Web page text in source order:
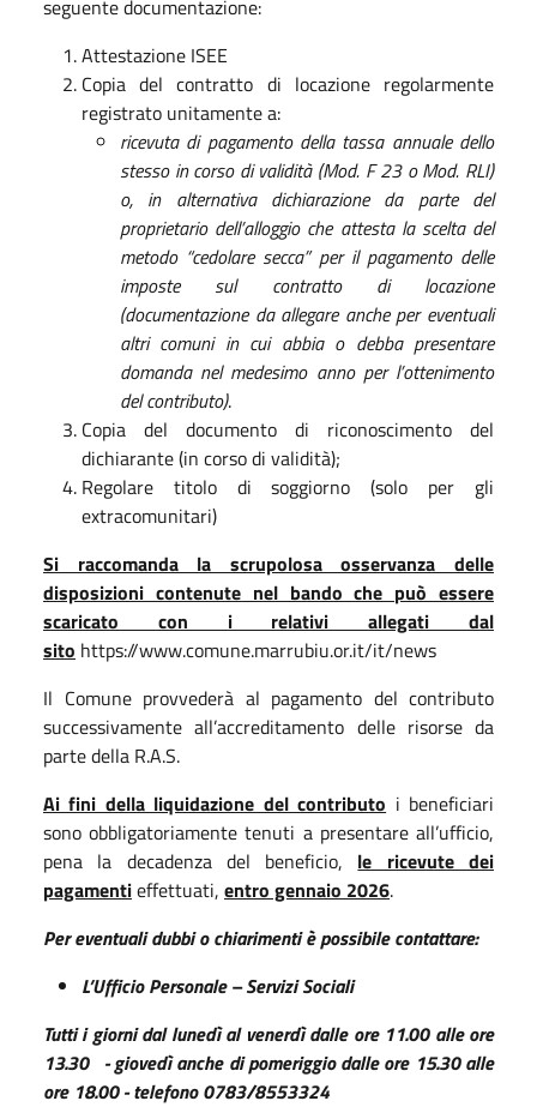
seguente documentazione:
Attestazione ISEE
Copia del contratto di locazione regolarmente
registrato unitamente a:
ricevuta di pagamento della tassa annuale dello
stesso in corso di validità (Mod. F 23 o Mod. RLI)
o, in alternativa dichiarazione da parte del
proprietario dell’alloggio che attesta la scelta del
metodo “cedolare secca” per il pagamento delle
imposte sul contratto di locazione
(documentazione da allegare anche per eventuali
altri comuni in cui abbia o debba presentare
domanda nel medesimo anno per l’ottenimento
del contributo).
Copia del documento di riconoscimento del
dichiarante (in corso di validità);
Regolare titolo di soggiorno (solo per gli
extracomunitari)
Si raccomanda la scrupolosa osservanza delle
disposizioni contenute nel bando che può essere
scaricato con i relativi allegati dal
sito https://www.comune.marrubiu.or.it/it/news
Il Comune provvederà al pagamento del contributo
successivamente all’accreditamento delle risorse da
parte della R.A.S.
Ai fini della liquidazione del contributo i beneficiari
sono obbligatoriamente tenuti a presentare all’ufficio,
pena la decadenza del beneficio, le ricevute dei
pagamentieffettuati, entro gennaio 2026.
Per eventuali dubbi o chiarimenti è possibile contattare:
L’Ufficio Personale – Servizi Sociali
Tutti i giorni dal lunedì al venerdì dalle ore 11.00 alle ore
13.30 - giovedì anche di pomeriggio dalle ore 15.30 alle
ore 18.00 - telefono 0783/8553324